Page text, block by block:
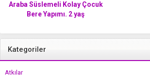
Araba Süslemeli Kolay Çocuk
Bere Yapımı. 2 yaş
Kategoriler
Atkılar